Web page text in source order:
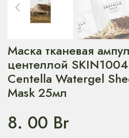
Маска тканевая
центеллой
Centella Watergel
Mask 25мл
8. 00 Br